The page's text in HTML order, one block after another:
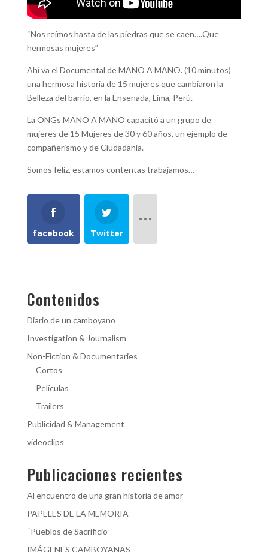
“Nos reímos hasta de las piedras que se caen….Que
hermosas mujeres”
Ahí va el Documental de MANO A MANO. (10 minutos)
una hermosa historia de 15 mujeres que cambiaron la
Belleza del barrio, en la Ensenada, Lima, Perú.
La ONGs MANO A MANO capacitó a un grupo de
mujeres de 15 Mujeres de 30 y 60 años, un ejemplo de
compañerismo y de Ciudadanía.
Somos feliz, estamos contentas trabajamos…
facebook Twitter
Contenidos
Diario de un camboyano
Investigation & Journalism
Non-Fiction & Documentaries
Cortos
Películas
Trailers
Publicidad & Management
videoclips
Publicaciones recientes
Al encuentro de una gran historia de amor
PAPELES DE LA MEMORIA
“Pueblos de Sacrificio”
IMÁGENES CAMBOYANAS